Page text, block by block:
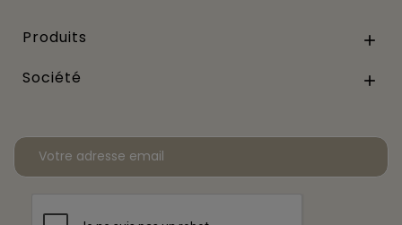
Produits 
Société 